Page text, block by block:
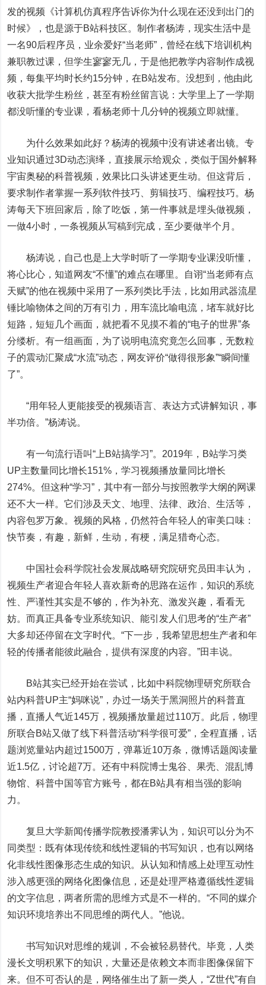
发的视频《计算机仿真程序告诉你为什么现在还没到出门的
时候》，也是源于B站科技区。制作者杨涛，现实生活中是
一名90后程序员，业余爱好“当老师”，曾经在线下培训机构
兼职教过课，但学生寥寥无几，于是他把教学内容制作成视
频，每集平均时长约15分钟，在B站发布。没想到，他由此
收获大批学生粉丝，甚至有粉丝留言说：大学里上了一学期
都没听懂的专业课，看杨老师十几分钟的视频立即就懂。
为什么效果如此好？杨涛的视频中没有讲述者出镜。专
业知识通过3D动态演绎，直接展示给观众，类似于国外解释
宇宙奥秘的科普视频，效果比口头讲述更生动。但这背后，
要求制作者掌握一系列软件技巧、剪辑技巧、编程技巧。杨
涛每天下班回家后，除了吃饭，第一件事就是埋头做视频，
一做4小时，一条视频从写稿到完成，至少要做半个月。
杨涛说，自己也是上大学时听了一学期专业课没听懂，
将心比心，知道网友“不懂”的难点在哪里。自诩“当老师有点
天赋”的他在视频中采用了一系列类比手法，比如用武器流星
锤比喻物体之间的万有引力，用车流比喻电流，堵车就好比
短路，短短几个画面，就把看不见摸不着的“电子的世界”条
分缕析。有一组画面，为了说明电流究竟怎么回事，无数粒
子的震动汇聚成“水流”动态，网友评价“做得很形象”“瞬间懂
了”。
“用年轻人更能接受的视频语言、表达方式讲解知识，事
半功倍。”杨涛说。
有一句流行语叫“上B站搞学习”。2019年，B站学习类
UP主数量同比增长151%，学习视频播放量同比增长
274%。但这种“学习”，其中有一部分与按照教学大纲的网课
还不大一样。它们涉及天文、地理、法律、政治、生活等，
内容包罗万象。视频的风格，仍然符合年轻人的审美口味：
快节奏，有趣，新鲜，生动，有梗，满足猎奇心态。
中国社会科学院社会发展战略研究院研究员田丰认为，
视频生产者迎合年轻人喜欢新奇的思路在运作，知识的系统
性、严谨性其实是不够的，作为补充、激发兴趣，看看无
妨。而真正具备专业系统知识、能引发人们思考的“生产者”
大多却还停留在文字时代。“下一步，我希望思想生产者和年
轻的传播者能彼此融合，提供有深度的内容。”田丰说。
B站其实已经开始在尝试，比如中科院物理研究所联合
站内科普UP主“妈咪说”，办过一场关于黑洞照片的科普直
播，直播人气近145万，视频播放量超过110万。此后，物理
所联合B站又做了线下科普活动“科学很可爱”，全程直播，话
题浏览量站内超过1500万，弹幕近10万条，微博话题阅读量
近1.5亿，讨论超7万。还有中科院博士鬼谷、果壳、混乱博
物馆、科普中国等官方账号，都在B站具有相当强的影响
力。
复旦大学新闻传播学院教授潘霁认为，知识可以分为不
同类型：既有体现传统和线性逻辑的书写知识，也有以网络
化非线性图像形态生成的知识。从认知和情感上处理互动性
涉入感更强的网络化图像信息，还是处理严格遵循线性逻辑
的文字信息，两者所需的思维方式是不一样的。“不同的媒介
知识环境培养出不同思维的两代人。”他说。
书写知识对思维的规训，不会被轻易替代。毕竟，人类
漫长文明积累下的知识，大量还是依赖文本而非图像保留下
来。但不可否认的是，网络催生出了新一类人，“Z世代”有自